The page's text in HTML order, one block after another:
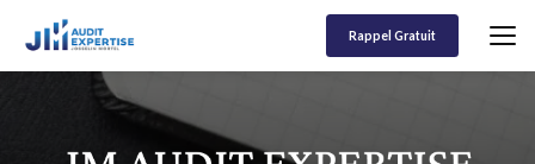
contenu
Rappel Gratuit